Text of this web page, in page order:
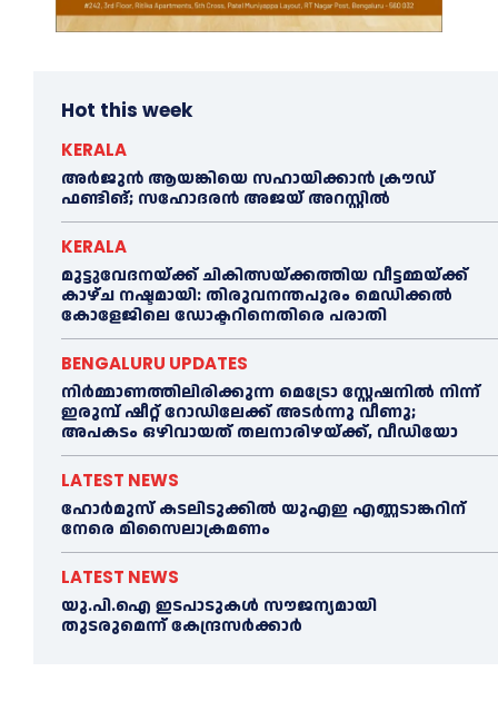
Hot this week
KERALA
അര്‍ജുന്‍ ആയങ്കിയെ സഹായിക്കാൻ ക്രൗഡ്
ഫണ്ടിങ്; സഹോദരന്‍ അജയ് അറസ്റ്റില്‍
KERALA
മുട്ടുവേദനയ്ക്ക് ചികിത്സയ്ക്കത്തിയ വീട്ടമ്മയ്ക്ക്
കാഴ്ച നഷ്ടമായി: തിരുവനന്തപുരം മെഡിക്കല്‍
കോളേജിലെ ഡോക്ടറിനെതിരെ പരാതി
BENGALURU UPDATES
നിർമ്മാണത്തിലിരിക്കുന്ന മെട്രോ സ്റ്റേഷനിൽ നിന്ന്
ഇരുമ്പ് ഷീറ്റ് റോഡിലേക്ക് അടർന്നു വീണു;
അപകടം ഒഴിവായത് തലനാരിഴയ്ക്ക്, വീഡിയോ
LATEST NEWS
ഹോര്‍മുസ് കടലിടുക്കില്‍ യുഎഇ എണ്ണടാങ്കറിന്
നേരെ മിസൈലാക്രമണം
LATEST NEWS
യു.പി.ഐ ഇടപാടുകൾ സൗജന്യമായി
തുടരുമെന്ന് കേന്ദ്രസർക്കാർ